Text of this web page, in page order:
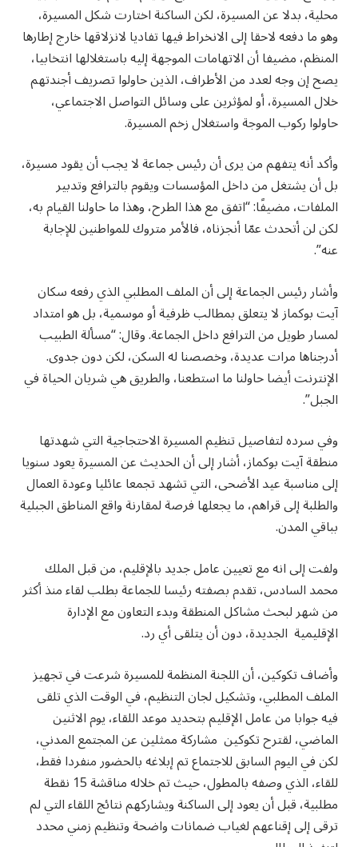
محلية، بدلا عن المسيرة، لكن الساكنة اختارت شكل المسيرة،
وهو ما دفعه لاحقا إلى الانخراط فيها تفاديا لانزلاقها خارج إطارها
المنظم، مضيفا أن الاتهامات الموجهة إليه باستغلالها انتخابيا،
يصح إن وجه لعدد من الأطراف، الذين حاولوا تصريف أجندتهم
خلال المسيرة، أو لمؤثرين على وسائل التواصل الاجتماعي،
حاولوا ركوب الموجة واستغلال زخم المسيرة.
وأكد أنه يتفهم من يرى أن رئيس جماعة لا يجب أن يقود مسيرة،
بل أن يشتغل من داخل المؤسسات ويقوم بالترافع وتدبير
الملفات، مضيفًا: “اتفق مع هذا الطرح، وهذا ما حاولنا القيام به،
لكن لن أتحدث عمّا أنجزناه، فالأمر متروك للمواطنين للإجابة
عنه”.
وأشار رئيس الجماعة إلى أن الملف المطلبي الذي رفعه سكان
آيت بوكماز لا يتعلق بمطالب ظرفية أو موسمية، بل هو امتداد
لمسار طويل من الترافع داخل الجماعة. وقال: “مسألة الطبيب
أدرجناها مرات عديدة، وخصصنا له السكن، لكن دون جدوى.
الإنترنت أيضا حاولنا ما استطعنا، والطريق هي شريان الحياة في
الجبل”.
وفي سرده لتفاصيل تنظيم المسيرة الاحتجاجية التي شهدتها
منطقة آيت بوكماز، أشار إلى أن الحديث عن المسيرة يعود سنويا
إلى مناسبة عيد الأضحى، التي تشهد تجمعا عائليا وعودة العمال
والطلبة إلى قراهم، ما يجعلها فرصة لمقارنة واقع المناطق الجبلية
بباقي المدن.
ولفت إلى انه مع تعيين عامل جديد بالإقليم، من قبل الملك
محمد السادس، تقدم بصفته رئيسا للجماعة بطلب لقاء منذ أكثر
من شهر لبحث مشاكل المنطقة وبدء التعاون مع الإدارة
الإقليمية الجديدة، دون أن يتلقى أي رد.
وأضاف تكوكين، أن اللجنة المنظمة للمسيرة شرعت في تجهيز
الملف المطلبي، وتشكيل لجان التنظيم، في الوقت الذي تلقى
فيه جوابا من عامل الإقليم بتحديد موعد اللقاء، يوم الاثنين
الماضي، لقترح تكوكين مشاركة ممثلين عن المجتمع المدني،
لكن في اليوم السابق للاجتماع تم إبلاغه بالحضور منفردا فقط،
للقاء، الذي وصفه بالمطول، حيث تم خلاله مناقشة 15 نقطة
مطلبية، قبل أن يعود إلى الساكنة ويشاركهم نتائج اللقاء التي لم
ترقى إلى إقناعهم لغياب ضمانات واضحة وتنظيم زمني محدد